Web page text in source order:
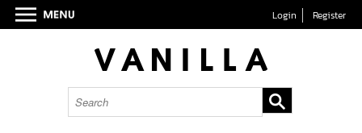
Login Register